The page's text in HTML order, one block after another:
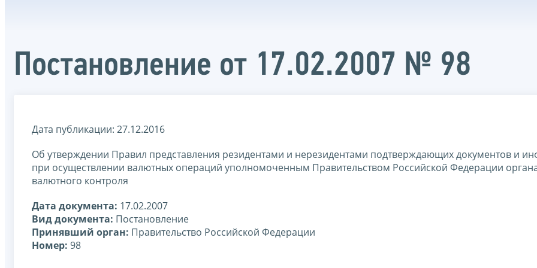
Постановление от 17.02.2007 № 98
Дата публикации: 27.12.2016
Об утверждении Правил представления резидентами и нерезидентами подтверждающих документов и
при осуществлении валютных операций уполномоченным Правительством Российской Федерации
валютного контроля
Дата документа: 17.02.2007
Вид документа: Постановление
Принявший орган: Правительство Российской Федерации
Номер: 98